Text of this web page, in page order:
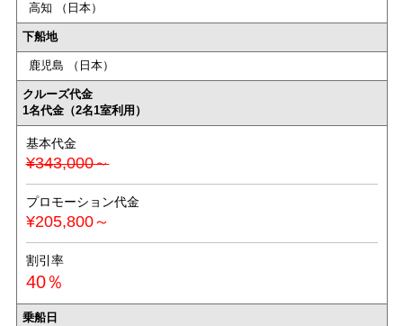
高知 （日本）
下船地
鹿児島 （日本）
クルーズ代金
1名代金（2名1室利用）
基本代金
¥343,000～
プロモーション代金
¥205,800～
割引率
40％
乗船日